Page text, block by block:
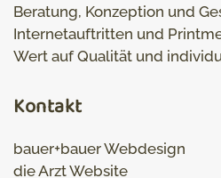
Beratung, Konzeption und
Internetauftritten und
Wert auf Qualität und
Kontakt
bauer+bauer Webdesign
die Arzt Website